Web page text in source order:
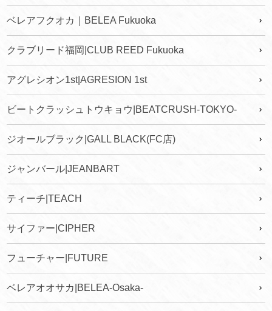
ベレアフクオカ｜BELEA Fukuoka
クラブリード福岡|CLUB REED Fukuoka
アグレシオン1st|AGRESION 1st
ビートクラッシュトウキョウ|BEATCRUSH-TOKYO-
ジオールブラック|GALL BLACK(FC店)
ジャンバール|JEANBART
ティーチ|TEACH
サイファー|CIPHER
フューチャー|FUTURE
ベレアオオサカ|BELEA-Osaka-